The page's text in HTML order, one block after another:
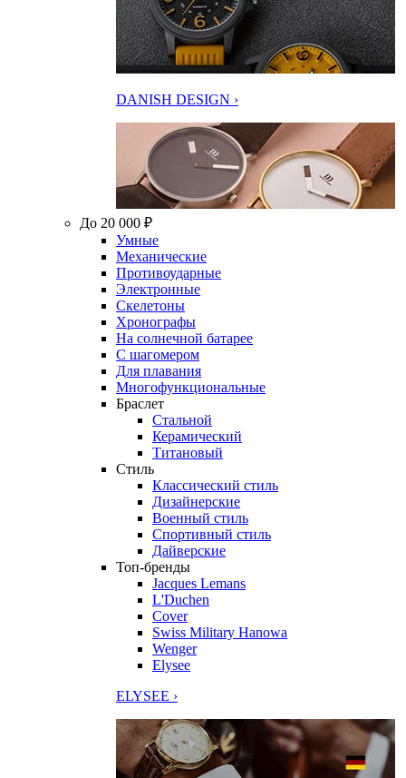
DANISH DESIGN ›
До 20 000 ₽
Умные
Механические
Противоударные
Электронные
Скелетоны
Хронографы
На солнечной батарее
С шагомером
Для плавания
Многофункциональные
Браслет
Стальной
Керамический
Титановый
Стиль
Классический стиль
Дизайнерские
Военный стиль
Спортивный стиль
Дайверские
Топ-бренды
Jacques Lemans
L'Duchen
Cover
Swiss Military Hanowa
Wenger
Elysee
ELYSEE ›